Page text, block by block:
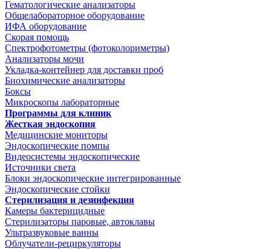
Гематологические анализаторы
Общелабораторное оборудование
ИФА оборудование
Скорая помощь
Спектрофотометры (фотоколориметры)
Анализаторы мочи
Укладка-контейнер для доставки проб
Биохимические анализаторы
Боксы
Микроскопы лабораторные
Программы для клиник
Жесткая эндоскопия
Медицинские мониторы
Эндоскопические помпы
Видеосистемы эндоскопические
Источники света
Блоки эндоскопические интегрированные
Эндоскопические стойки
Стерилизация и дезинфекция
Камеры бактерицидные
Стерилизаторы паровые, автоклавы
Ультразвуковые ванны
Облучатели-рециркуляторы